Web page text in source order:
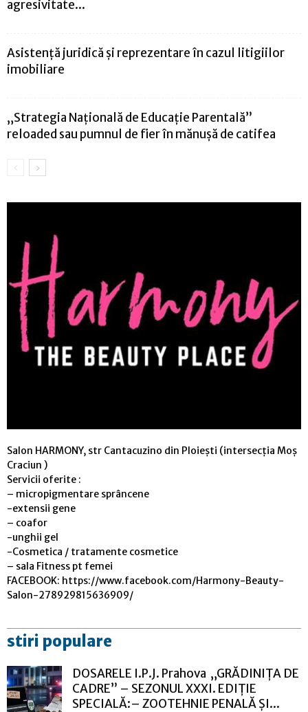
agresivitate...
Asistență juridică și reprezentare în cazul litigiilor
imobiliare
„Strategia Națională de Educație Parentală”
reloaded sau pumnul de fier în mănușă de catifea
Salon HARMONY, str Cantacuzino din Ploiești (intersecția Moș
Craciun )
Servicii oferite :
– micropigmentare sprâncene
-extensii gene
– coafor
-unghii gel
-Cosmetica / tratamente cosmetice
– sala Fitness pt femei
FACEBOOK: https://www.facebook.com/Harmony-Beauty-
Salon-278929815636909/
stiri populare
DOSARELE I.P.J. Prahova „GRĂDINIȚA DE
CADRE” – SEZONUL XXXI. EDIȚIE
SPECIALĂ:– ZOOTEHNIE PENALĂ ȘI...